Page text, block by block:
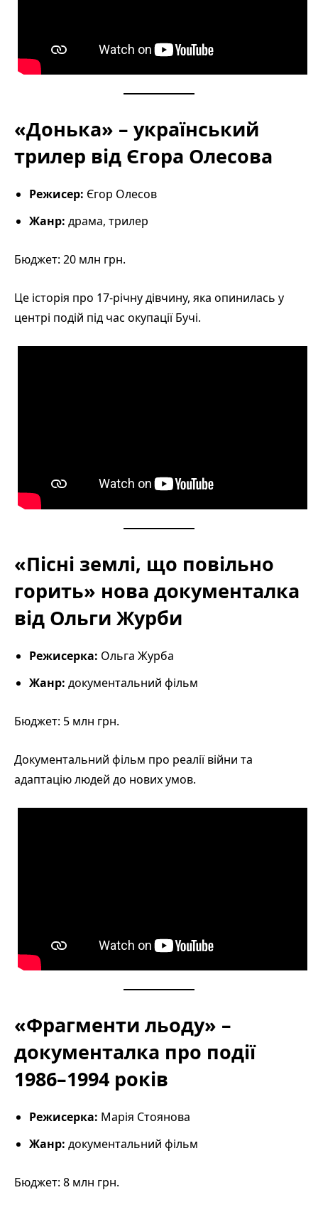
«Донька» – український
трилер від Єгора Олесова
Режисер: Єгор Олесов
Жанр: драма, трилер
Бюджет: 20 млн грн.
Це історія про 17-річну дівчину, яка опинилась у
центрі подій під час окупації Бучі.
«Пісні землі, що повільно
горить» нова документалка
від Ольги Журби
Режисерка: Ольга Журба
Жанр: документальний фільм
Бюджет: 5 млн грн.
Документальний фільм про реалії війни та
адаптацію людей до нових умов.
«Фрагменти льоду» –
документалка про події
1986–1994 років
Режисерка: Марія Стоянова
Жанр: документальний фільм
Бюджет: 8 млн грн.